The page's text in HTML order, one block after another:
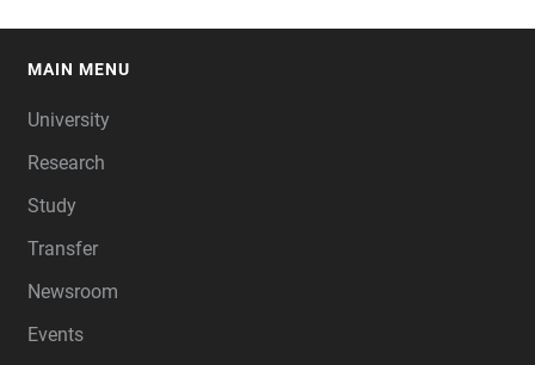
MAIN MENU
University
Research
Study
Transfer
Newsroom
Events